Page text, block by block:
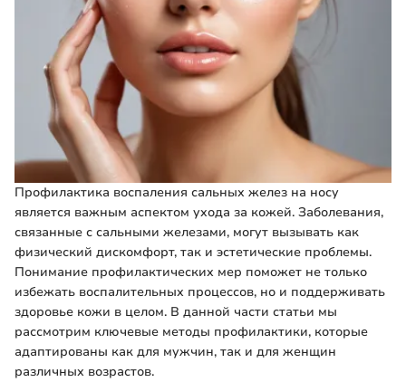
Профилактика воспаления сальных желез на носу
является важным аспектом ухода за кожей. Заболевания,
связанные с сальными железами, могут вызывать как
физический дискомфорт, так и эстетические проблемы.
Понимание профилактических мер поможет не только
избежать воспалительных процессов, но и поддерживать
здоровье кожи в целом. В данной части статьи мы
рассмотрим ключевые методы профилактики, которые
адаптированы как для мужчин, так и для женщин
различных возрастов.